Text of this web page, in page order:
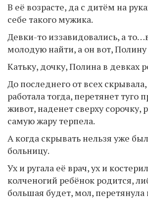
В её возрасте, да с дитём на
себе такого мужика.
Девки-то иззавидовались, а
молодую найти, а он вот,
Катьку, дочку, Полина в девках
До последнего от всех
работала тогда, перетянет туго
живот, наденет сверху сорочку,
самую жару терпела.
А когда скрывать нельзя уже
больницу.
Ух и ругала её врач, ух и
колченогий ребёнок родится,
большая будет, мол, перетянула